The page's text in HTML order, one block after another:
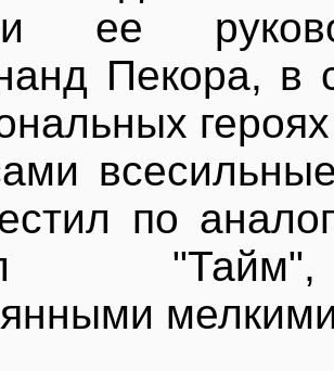
ее
Пекора, в
по